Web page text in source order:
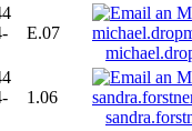
E.07
1.06